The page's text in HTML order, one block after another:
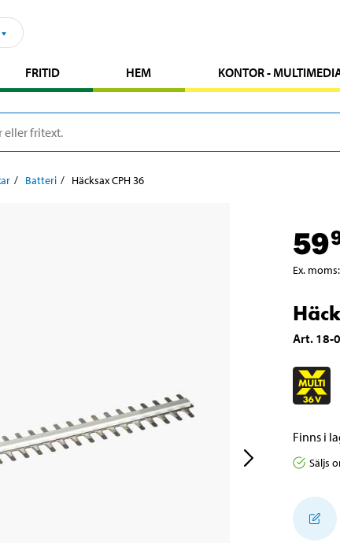
FRITID HEM KONTOR -
Batteri Häcksax CPH 36
59
Ex. moms:
Art. 18-
Finns i
Säljs